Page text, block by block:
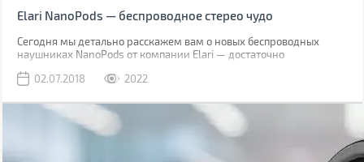
Elari NanoPods — беспроводное стерео чудо
Сегодня мы детально расскажем вам о новых беспроводных
наушниках NanoPods от компании Elari — достаточно
позиционирует свое новое детище как наушники со звучанием
02.07.2018 2022